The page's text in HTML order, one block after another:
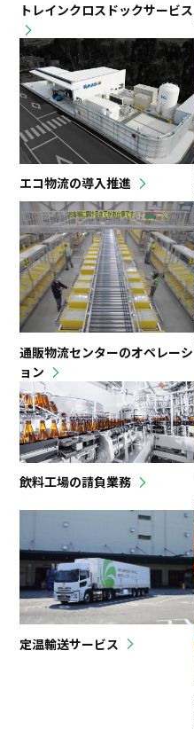
トレインクロスドックサービス
エコ物流の導入推進
通販物流センターのオペレーシ
ョン
飲料工場の請負業務
定温輸送サービス